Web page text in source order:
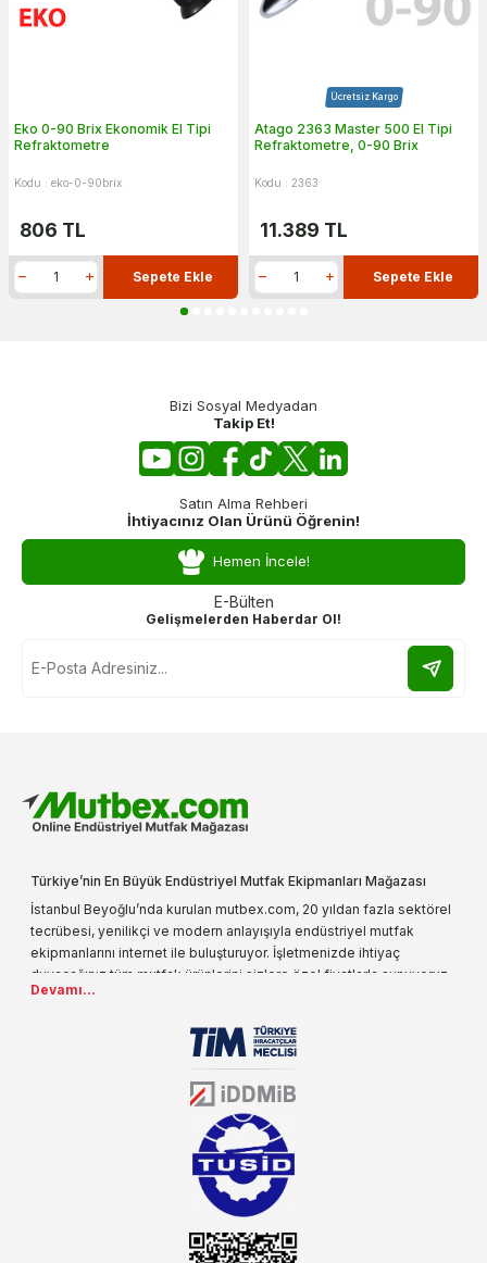
Eko 0-90 Brix Ekonomik El Tipi
Refraktometre
Kodu : eko-0-90brix
806 TL
Sepete Ekle
Ücretsiz Kargo
Atago 2363 Master 500 El Tipi
Refraktometre, 0-90 Brix
Kodu : 2363
11.389 TL
Sepete Ekle
Bizi Sosyal Medyadan
Takip Et!
Satın Alma Rehberi
İhtiyacınız Olan Ürünü Öğrenin!
Hemen İncele!
E-Bülten
Gelişmelerden Haberdar Ol!
Türkiye’nin En Büyük Endüstriyel Mutfak Ekipmanları Mağazası
İstanbul Beyoğlu’nda kurulan mutbex.com, 20 yıldan fazla sektörel
tecrübesi, yenilikçi ve modern anlayışıyla endüstriyel mutfak
ekipmanlarını internet ile buluşturuyor. İşletmenizde ihtiyaç
duyacağınız tüm mutfak ürünlerini sizlere özel fiyatlarla sunuyoruz.
Endüstriyel mutfak malzemesi deyince akla gelen ilk adreslerden
sektörün farklı alanlarında da faliyet gösteren mutbex.com,
Öztiryakiler resmi bayisidir. Öztiryakiler ürünleri üzerinde büyük bir
donanıma sahip ekibi ile müşterilerine koşulsuz destek sunan
mutbex.com ile endüstriyel mutfak malzemeleri konusunda
alacağınız hizmet standartların her zaman üstünde olacaktır.
Devamı...